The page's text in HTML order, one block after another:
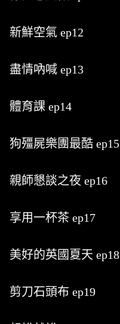
新鮮空氣 ep12
盡情吶喊 ep13
體育課 ep14
狗殭屍樂團最酷 ep15
親師懇談之夜 ep16
享用一杯茶 ep17
美好的英國夏天 ep18
剪刀石頭布 ep19